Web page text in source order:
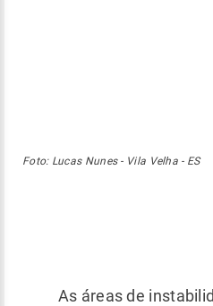
Foto: Lucas Nunes - Vila Velha - ES
As áreas de